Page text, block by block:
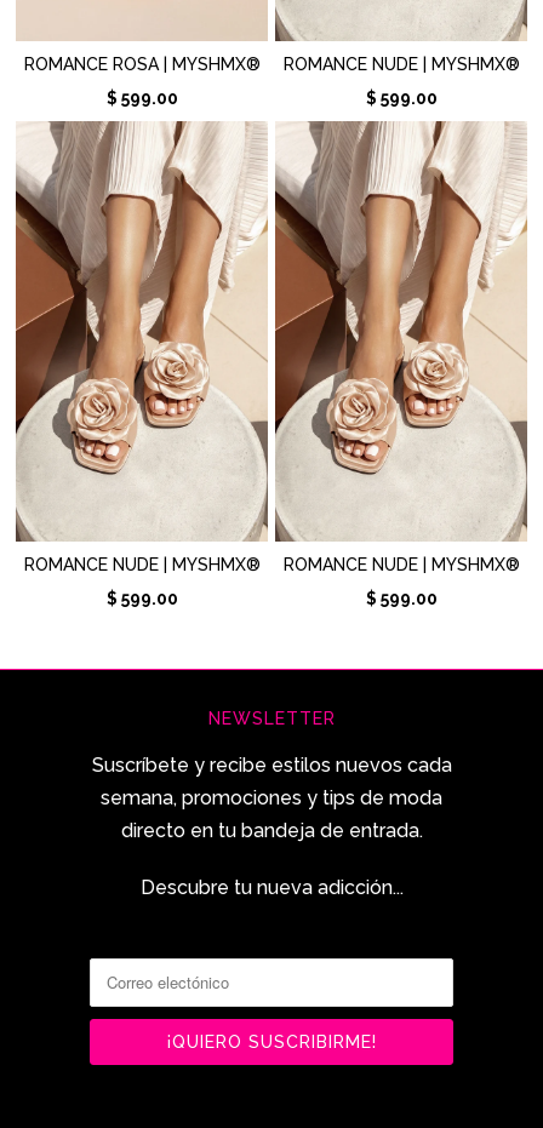
ROMANCE ROSA | MYSHMX®
$ 599.00
ROMANCE NUDE | MYSHMX®
$ 599.00
ROMANCE NUDE | MYSHMX®
$ 599.00
ROMANCE NUDE | MYSHMX®
$ 599.00
NEWSLETTER
Suscríbete y recibe estilos nuevos cada
semana, promociones y tips de moda
directo en tu bandeja de entrada.
Descubre tu nueva adicción...